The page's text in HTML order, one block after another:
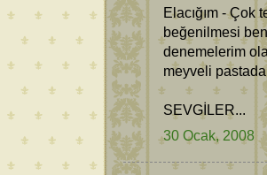
Elacığım - Çok
beğenilmesi
denemelerim
meyveli
SEVGİLER...
30 Ocak, 2008